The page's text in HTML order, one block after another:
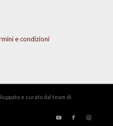
e condizioni
e curato dal team di